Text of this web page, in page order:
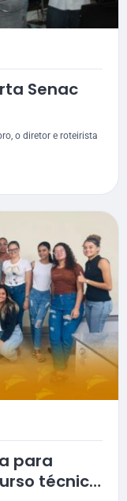
Senac
o diretor e roteirista
para
técnico